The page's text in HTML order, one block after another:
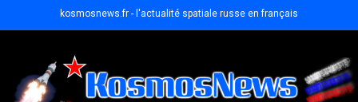
kosmosnews.fr - l'actualité spatiale russe en français